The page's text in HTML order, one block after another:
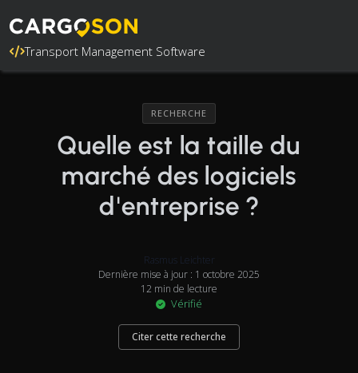
Transport Management Software
RECHERCHE
Quelle est la taille du
marché des logiciels
d'entreprise ?
Rasmus Leichter
Dernière mise à jour : 1 octobre 2025
12 min de lecture
Vérifié
Citer cette recherche